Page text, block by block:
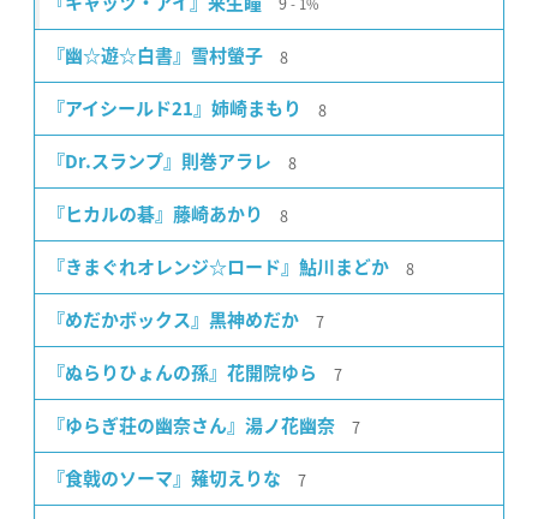
1%
『幽☆遊☆白書』雪村螢子 8
『アイシールド21』姉崎まもり 8
『Dr.スランプ』則巻アラレ 8
『ヒカルの碁』藤崎あかり 8
『きまぐれオレンジ☆ロード』鮎川まどか 8
『めだかボックス』黒神めだか 7
『ぬらりひょんの孫』花開院ゆら 7
『ゆらぎ荘の幽奈さん』湯ノ花幽奈 7
『食戟のソーマ』薙切えりな 7